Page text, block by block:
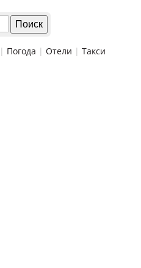
| Погода | Отели | Такси